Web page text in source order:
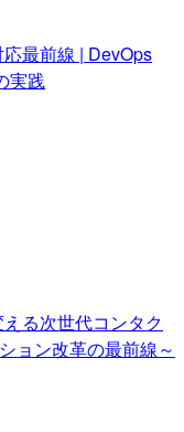
最前線 | DevOps
実践
る次世代コンタク
ョン改革の最前線～